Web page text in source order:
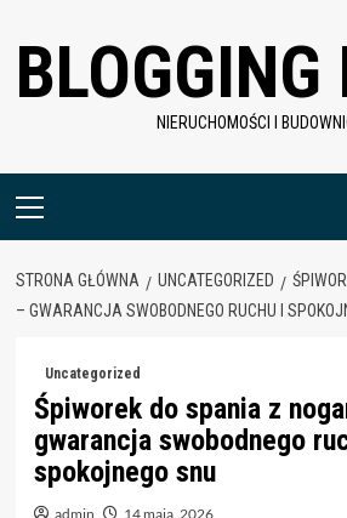
content
NIERUCHOMOŚCI I
Menu
STRONA GŁÓWNA UNCATEGORIZED
– GWARANCJA SWOBODNEGO RUCHU I
Uncategorized
Śpiworek do spania z
gwarancja swobodnego
spokojnego snu
admin 14 maja, 2026